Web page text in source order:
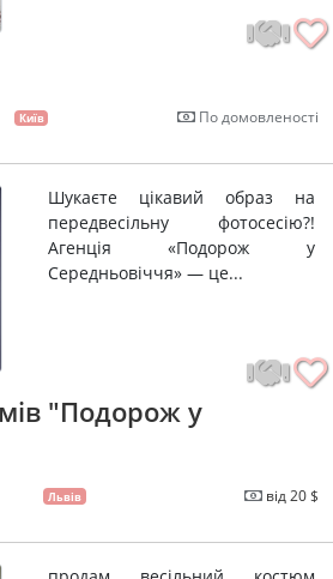
Київ По домовленості
Шукаєте цікавий образ на
передвесільну фотосесію?!
Агенція «Подорож у
Середньовіччя» — це...
"Подорож у
Львів від 20 $